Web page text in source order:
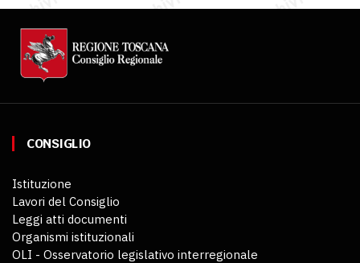
CONSIGLIO
Istituzione
Lavori del Consiglio
Leggi atti documenti
Organismi istituzionali
OLI - Osservatorio legislativo interregionale